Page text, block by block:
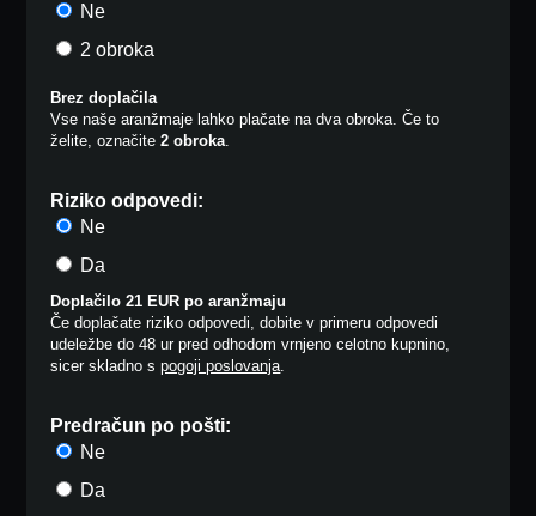
Ne
2 obroka
Brez doplačila
Vse naše aranžmaje lahko plačate na dva obroka. Če to
želite, označite2 obroka.
Riziko odpovedi:
Ne
Da
Doplačilo 21 EUR po aranžmaju
Če doplačate riziko odpovedi, dobite v primeru odpovedi
udeležbe do 48 ur pred odhodom vrnjeno celotno kupnino,
sicer skladno spogoji poslovanja.
Predračun po pošti:
Ne
Da